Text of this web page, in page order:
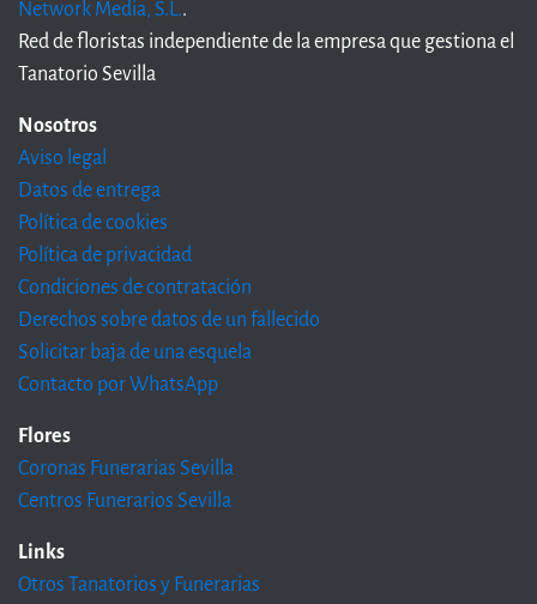
Network Media, S.L..
Red de floristas independiente de la empresa que gestiona el
Tanatorio Sevilla
Nosotros
Aviso legal
Datos de entrega
Política de cookies
Política de privacidad
Condiciones de contratación
Derechos sobre datos de un fallecido
Solicitar baja de una esquela
Contacto por WhatsApp
Flores
Coronas Funerarias Sevilla
Centros Funerarios Sevilla
Links
Otros Tanatorios y Funerarias